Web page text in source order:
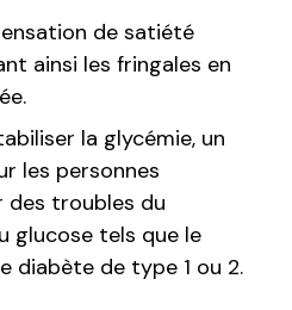
de satiété
ainsi les fringales en
la glycémie, un
les personnes
des troubles du
glucose tels que le
diabète de type 1 ou 2.